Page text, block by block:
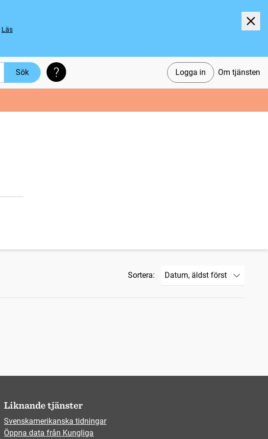
Läs
Logga in Om tjänsten
Sök Söktips
Sortera:
Liknande tjänster
Svenskamerikanska tidningar
Öppna data från Kungliga